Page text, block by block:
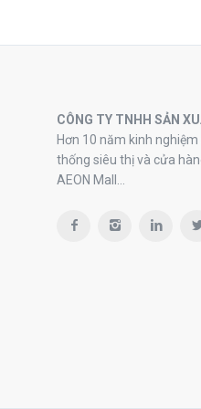
CÔNG TY TNHH SẢN
Hơn 10 năm kinh
thống siêu thị và cửa
AEON Mall…